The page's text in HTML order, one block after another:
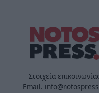
Στοιχεία
Email.